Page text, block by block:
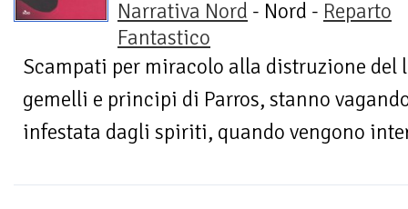
Narrativa Nord - Nord - Reparto
Fantastico
Scampati per miracolo alla distruzione del
gemelli e principi di Parros, stanno
infestata dagli spiriti, quando vengono